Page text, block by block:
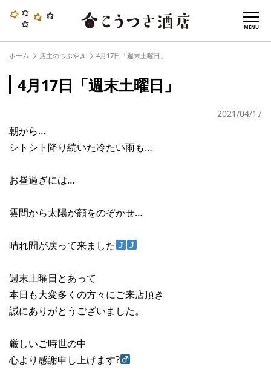
MENU
ホーム 店主のつぶやき 4月17日「週末土曜日」
4月17日「週末土曜日」
2021/04/17
朝から…
シトシト降り続いた冷たい雨も…
お昼過ぎには…
雲間から太陽が顔をのぞかせ…
晴れ間が戻って来ました
週末土曜日とあって
本日も大変多くの方々にご来店頂き
誠にありがとうございました。
厳しいご時世の中
心より感謝申し上げます?‍